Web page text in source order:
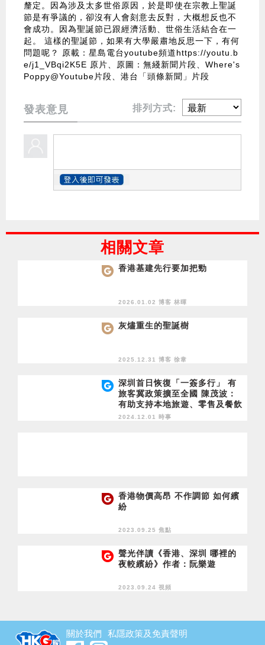
釐定。因為涉及太多世俗原因，於是即使在宗教上聖誕
節是有爭議的，卻沒有人會刻意去反對，大概想反也不
會成功。因為聖誕節已跟經濟活動、世俗生活結合在一
起。 這樣的聖誕節，如果有大學嚴肅地反思一下，有何
問題呢？ 原載：星島電台youtube頻道https://youtu.b
e/j1_VBqi2K5E 原片、原圖：無綫新聞片段、Where's
Poppy@Youtube片段、港台「頭條新聞」片段
發表意見 排列方式:
相關文章
香港基建先行要加把勁
2026.01.02 博客 林暉
灰燼重生的聖誕樹
2025.12.31 博客 徐韋
深圳首日恢復「一簽多行」 有
旅客冀政策擴至全國 陳茂波：
有助支持本地旅遊、零售及餐飲
等行業
2024.12.01 時事
香港物價高昂 不作調節 如何繽
紛
2023.09.25 焦點
聲光伴讀《香港、深圳 哪裡的
夜較繽紛》作者：阮樂遊
2023.09.24 視頻
關於我們 私隱政策及免責聲明